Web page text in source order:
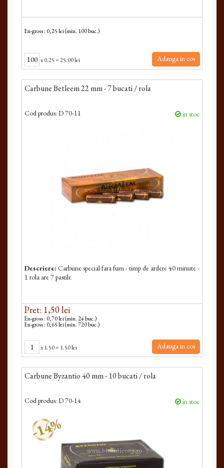
En-gross : 0,25 lei (min. 100 buc.)
x0.25=25.00 lei Adauga in cos
Carbune Betleem 22 mm - 7 bucati / rola
Cod produs: D 70-11 in stoc
Descriere: Carbune special fara fum - timp de ardere 40 minute -
1 rola are 7 pastile
Pret: 1,50 lei
En-gross : 0,70 lei (min. 24 buc.)
En-gross : 0,65 lei (min. 720 buc.)
x1.50= 1.50 lei Adauga in cos
Carbune Byzantio 40 mm - 10 bucati / rola
Cod produs: D 70-14 in stoc
-14%